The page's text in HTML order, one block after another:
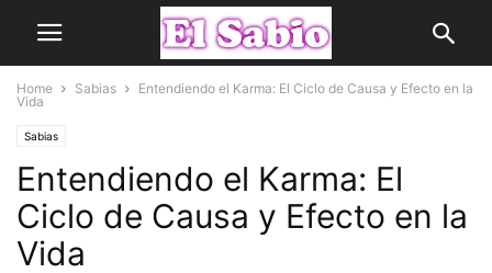
Home Sabias
Entendiendo el Karma: El Ciclo de Causa y Efecto en la
Vida
Sabias
Entendiendo el Karma: El
Ciclo de Causa y Efecto en la
Vida